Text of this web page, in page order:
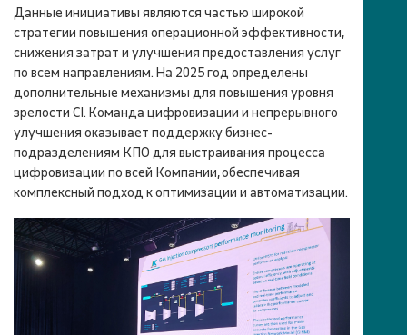
Данные инициативы являются частью широкой
стратегии повышения операционной эффективности,
снижения затрат и улучшения предоставления услуг
по всем направлениям. На 2025 год определены
дополнительные механизмы для повышения уровня
зрелости CI. Команда цифровизации и непрерывного
улучшения оказывает поддержку бизнес-
подразделениям КПО для выстраивания процесса
цифровизации по всей Компании, обеспечивая
комплексный подход к оптимизации и автоматизации.